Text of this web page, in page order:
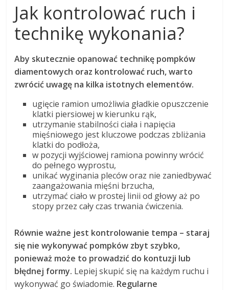
Jak kontrolować ruch i
technikę wykonania?
Aby skutecznie opanować technikę pompków
diamentowych oraz kontrolować ruch, warto
zwrócić uwagę na kilka istotnych elementów.
ugięcie ramion umożliwia gładkie opuszczenie
klatki piersiowej w kierunku rąk,
utrzymanie stabilności ciała i napięcia
mięśniowego jest kluczowe podczas zbliżania
klatki do podłoża,
w pozycji wyjściowej ramiona powinny wrócić
do pełnego wyprostu,
unikać wyginania pleców oraz nie zaniedbywać
zaangażowania mięśni brzucha,
utrzymać ciało w prostej linii od głowy aż po
stopy przez cały czas trwania ćwiczenia.
Równie ważne jest kontrolowanie tempa – staraj
się nie wykonywać pompków zbyt szybko,
ponieważ może to prowadzić do kontuzji lub
błędnej formy. Lepiej skupić się na każdym ruchu i
wykonywać go świadomie. Regularne